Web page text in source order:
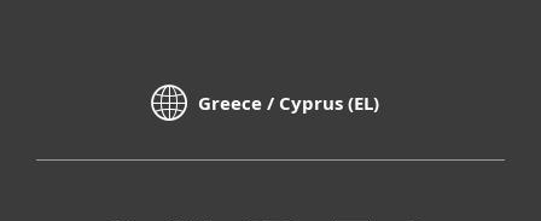
Greece / Cyprus (EL)